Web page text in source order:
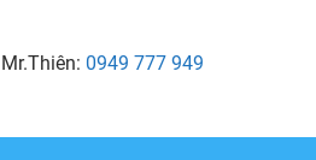
0949 777 949